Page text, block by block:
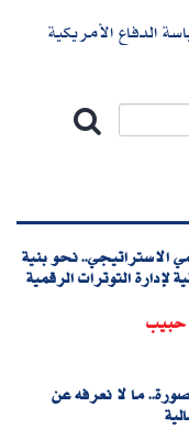
الدفاع الأمريكية
الاستراتيجي.. نحو بنية
لإدارة التوترات الرقمية
حبيب
ما لا نعرفه عن